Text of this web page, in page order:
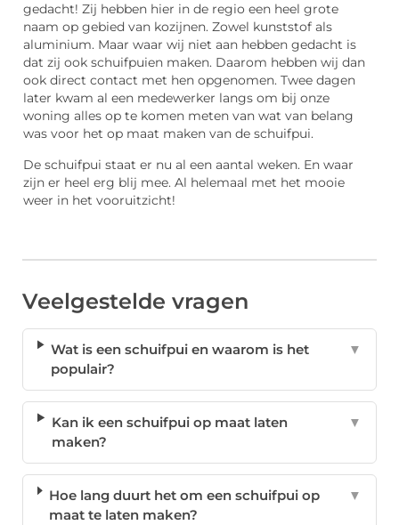
gedacht! Zij hebben hier in de regio een heel grote
naam op gebied van kozijnen. Zowel kunststof als
aluminium. Maar waar wij niet aan hebben gedacht is
dat zij ook schuifpuien maken. Daarom hebben wij dan
ook direct contact met hen opgenomen. Twee dagen
later kwam al een medewerker langs om bij onze
woning alles op te komen meten van wat van belang
was voor het op maat maken van de schuifpui.
De schuifpui staat er nu al een aantal weken. En waar
zijn er heel erg blij mee. Al helemaal met het mooie
weer in het vooruitzicht!
Veelgestelde vragen
Wat is een schuifpui en waarom is het
populair?
▼
Kan ik een schuifpui op maat laten
maken?
▼
Hoe lang duurt het om een schuifpui op
maat te laten maken?
▼